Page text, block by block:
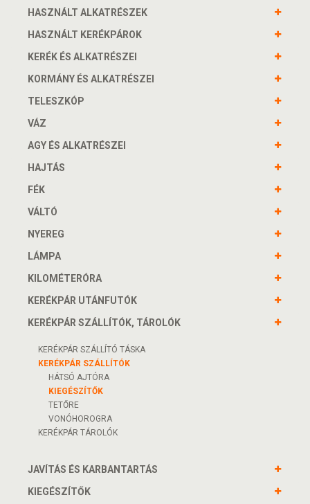
HASZNÁLT ALKATRÉSZEK
HASZNÁLT KERÉKPÁROK
KERÉK ÉS ALKATRÉSZEI
KORMÁNY ÉS ALKATRÉSZEI
TELESZKÓP
VÁZ
AGY ÉS ALKATRÉSZEI
HAJTÁS
FÉK
VÁLTÓ
NYEREG
LÁMPA
KILOMÉTERÓRA
KERÉKPÁR UTÁNFUTÓK
KERÉKPÁR SZÁLLÍTÓK, TÁROLÓK
KERÉKPÁR SZÁLLÍTÓ TÁSKA
KERÉKPÁR SZÁLLÍTÓK
HÁTSÓ AJTÓRA
KIEGÉSZÍTŐK
TETŐRE
VONÓHOROGRA
KERÉKPÁR TÁROLÓK
JAVÍTÁS ÉS KARBANTARTÁS
KIEGÉSZÍTŐK